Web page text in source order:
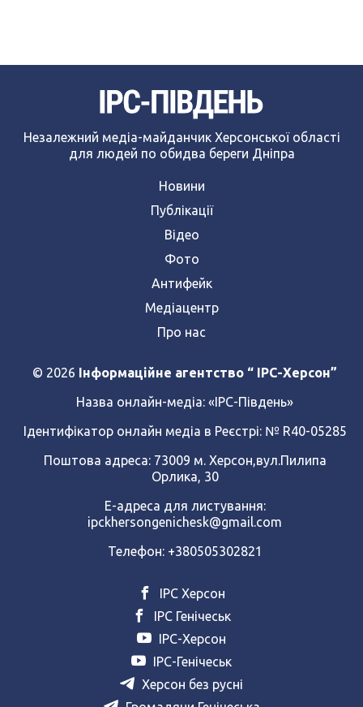
Незалежний медіа-майданчик Херсонської області
для людей по обидва береги Дніпра
Новини
Публікації
Відео
Фото
Антифейк
Медіацентр
Про нас
© 2026 Інформаційне агентство “ IPC-Херсон”
Назва онлайн-медіа: «ІРС-Південь»
Ідентифікатор онлайн медіа в Реєстрі: № R40-05285
Поштова адреса: 73009 м. Херсон,вул.Пилипа
Орлика, 30
Е-адреса для листування:
ipckhersongenichesk@gmail.com
Телефон: +380505302821
ІРС Херсон
ІРС Генічеськ
ІРС-Херсон
ІРС-Генічеськ
Херсон без русні